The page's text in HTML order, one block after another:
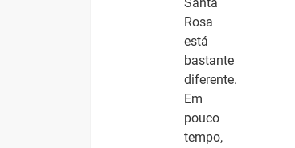
Santa
Rosa
está
bastante
diferente.
Em
pouco
tempo,